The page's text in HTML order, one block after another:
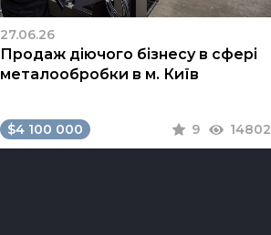
27.06.26
Продаж діючого бізнесу в сфері
металообробки в м. Київ
$4 100 000 9 14802